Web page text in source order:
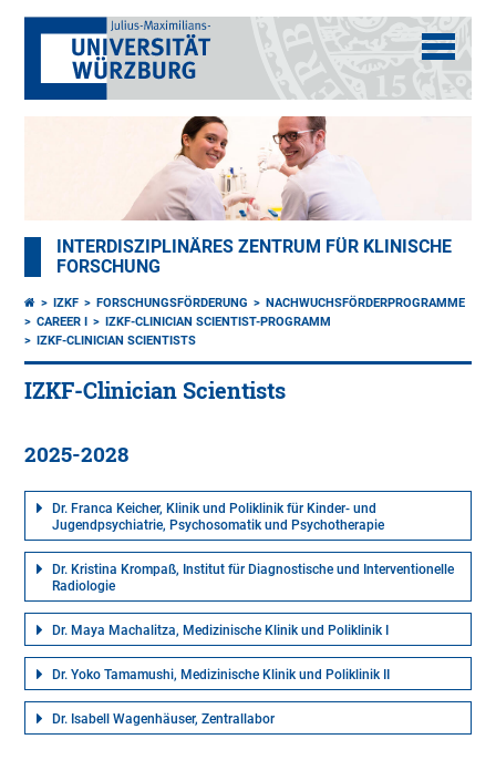
INTERDISZIPLINÄRES ZENTRUM FÜR KLINISCHE
FORSCHUNG
IZKF FORSCHUNGSFÖRDERUNG
NACHWUCHSFÖRDERPROGRAMME
CAREER I
IZKF-CLINICIAN SCIENTIST-PROGRAMM
IZKF-CLINICIAN SCIENTISTS
IZKF-Clinician Scientists
2025-2028
Dr. Franca Keicher, Klinik und Poliklinik für Kinder- und
Jugendpsychiatrie, Psychosomatik und Psychotherapie
Dr. Kristina Krompaß, Institut für Diagnostische und Interventionelle
Radiologie
Dr. Maya Machalitza, Medizinische Klinik und Poliklinik I
Dr. Yoko Tamamushi, Medizinische Klinik und Poliklinik II
Dr. Isabell Wagenhäuser, Zentrallabor